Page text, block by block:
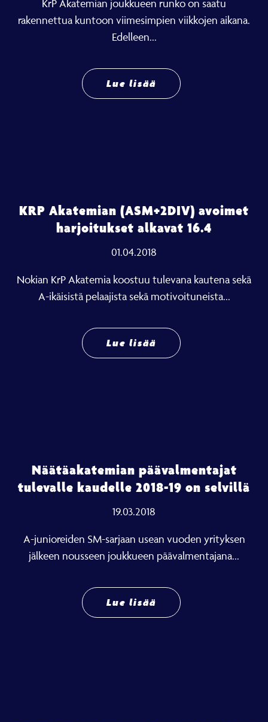
KrP Akatemian joukkueen runko on saatu
rakennettua kuntoon viimesimpien viikkojen aikana.
Edelleen...
Lue lisää
KRP Akatemian (ASM+2DIV) avoimet
harjoitukset alkavat 16.4
01.04.2018
Nokian KrP Akatemia koostuu tulevana kautena sekä
A-ikäisistä pelaajista sekä motivoituneista...
Lue lisää
Näätäakatemian päävalmentajat
tulevalle kaudelle 2018-19 on selvillä
19.03.2018
A-junioreiden SM-sarjaan usean vuoden yrityksen
jälkeen nousseen joukkueen päävalmentajana...
Lue lisää